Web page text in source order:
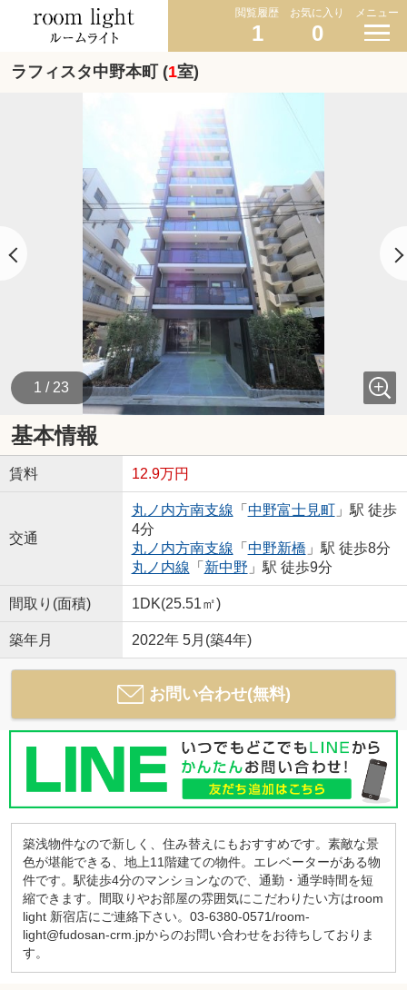
閲覧履歴
1
お気に入り
0
メニュー
ラフィスタ中野本町 (1室)
1 / 23
基本情報
賃料 12.9万円
交通
丸ノ内方南支線 「 中野富士見町」駅 徒歩
4分
丸ノ内方南支線 「 中野新橋 」駅 徒歩8分
丸ノ内線 「 新中野 」駅 徒歩9分
間取り(面積) 1DK(25.51㎡)
築年月 2022年 5月(築4年)
お問い合わせ(無料)
築浅物件なので新しく、住み替えにもおすすめです。素敵な景
色が堪能できる、地上11階建ての物件。エレベーターがある物
件です。駅徒歩4分のマンションなので、通勤・通学時間を短
縮できます。間取りやお部屋の雰囲気にこだわりたい方はroom
light 新宿店にご連絡下さい。03-6380-0571/room-
light@fudosan-crm.jpからのお問い合わせをお待ちしておりま
す。